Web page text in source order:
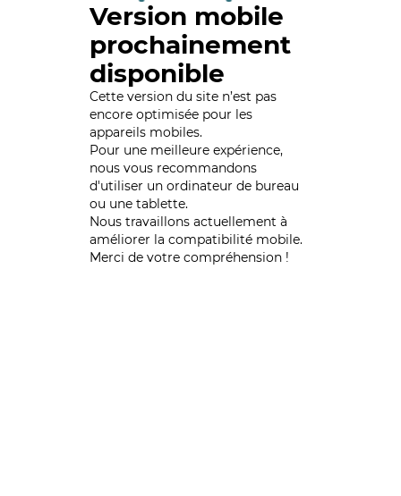
Version mobile
prochainement
disponible
Cette version du site n’est pas
encore optimisée pour les
appareils mobiles.
Pour une meilleure expérience,
nous vous recommandons
d'utiliser un ordinateur de bureau
ou une tablette.
Nous travaillons actuellement à
améliorer la compatibilité mobile.
Merci de votre compréhension !